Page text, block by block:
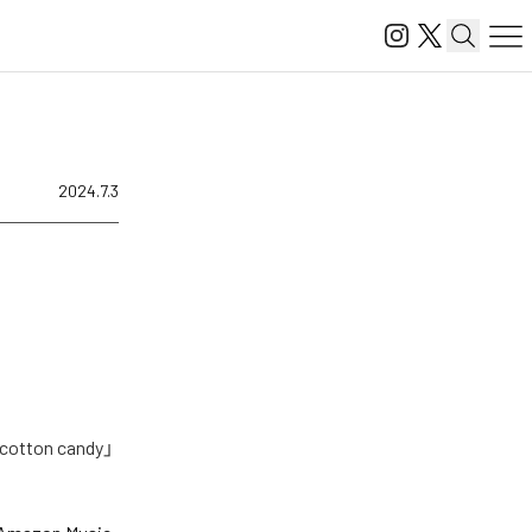
2024.7.3
candy」